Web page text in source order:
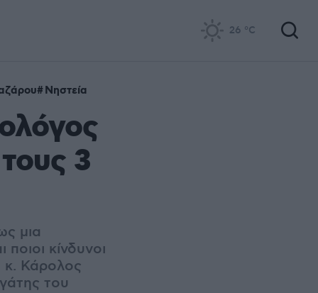
26 °C
Νηστεία
3
μια
κίνδυνοι
κ. Κάρολος
του